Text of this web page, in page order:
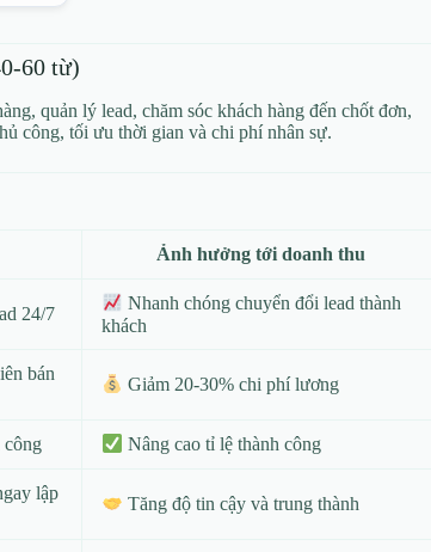
từ)
quản lý lead, chăm sóc khách hàng đến chốt đơn,
công, tối ưu thời gian và chi phí nhân sự.
Ảnh hưởng tới doanh thu
24/7
Nhanh chóng chuyển đổi lead thành
khách
bán
Giảm 20‑30% chi phí lương
Nâng cao tỉ lệ thành công
lập
Tăng độ tin cậy và trung thành